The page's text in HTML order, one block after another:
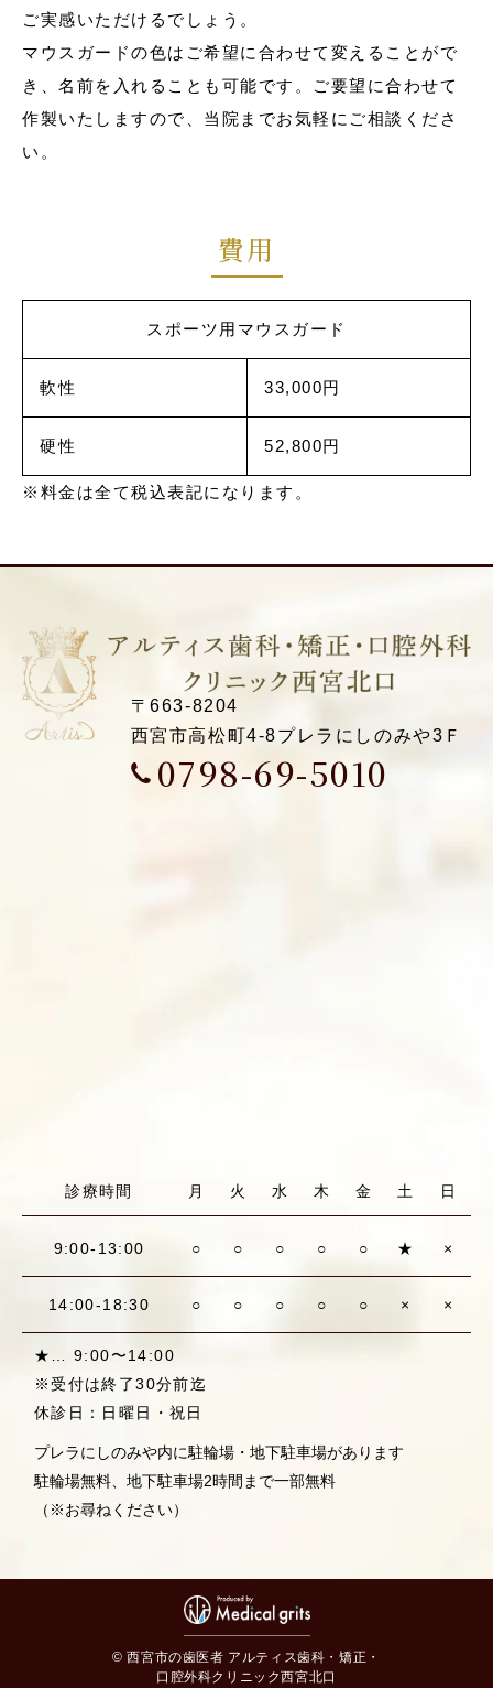
ご実感いただけるでしょう。
マウスガードの色はご希望に合わせて変えることがで
き、名前を入れることも可能です。ご要望に合わせて
作製いたしますので、当院までお気軽にご相談くださ
い。
費用
スポーツ用マウスガード
軟性 33,000円
硬性 52,800円
※料金は全て税込表記になります。
〒663-8204
西宮市高松町4-8プレラにしのみや3Ｆ
0798-69-5010
診療時間 月 火 水 木 金 土 日
9:00-13:00 ○ ○ ○ ○ ○ ★ ×
14:00-18:30 ○ ○ ○ ○ ○ × ×
★… 9:00〜14:00
※受付は終了30分前迄
休診日：日曜日・祝日
プレラにしのみや内に駐輪場・地下駐車場があります
駐輪場無料、地下駐車場2時間まで一部無料
（※お尋ねください）
© 西宮市の歯医者 アルティス歯科・矯正・
口腔外科クリニック西宮北口